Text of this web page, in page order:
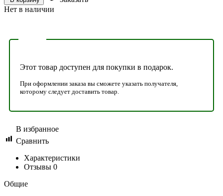
Нет в наличии
Этот товар доступен для покупки в подарок.
При оформлении заказа вы сможете указать получателя,
которому следует доставить товар.
В избранное
Сравнить
Характеристики
Отзывы 0
Общие